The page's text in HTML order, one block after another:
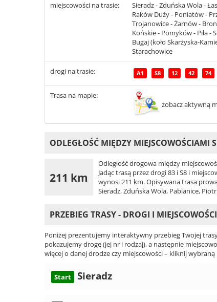
miejscowości na trasie:
Sieradz - Zduńska Wola -
Raków Duży - Poniatów -
Trojanowice - Żarnów -
Końskie - Pomyków - Piła -
Bugaj (koło Skarżyska-
Starachowice
drogi na trasie: A1 S8 12 42 74
Trasa na mapie:
zobacz aktywną
ODLEGŁOŚĆ MIĘDZY MIEJSCOWOŚCIAMI
211 km
Odległość drogowa między
Jadąc trasą przez drogi 83 i S8 i
wynosi 211 km. Opisywana trasa
Sieradz, Zduńska Wola, Pabianice,
PRZEBIEG TRASY - DROGI I MIEJSCOWOŚCI
Poniżej prezentujemy interaktywny przebieg Twojej
pokazujemy drogę (jej nr i rodzaj), a następnie
więcej o danej drodze czy miejscowości – kliknij wybraną
Start Sieradz